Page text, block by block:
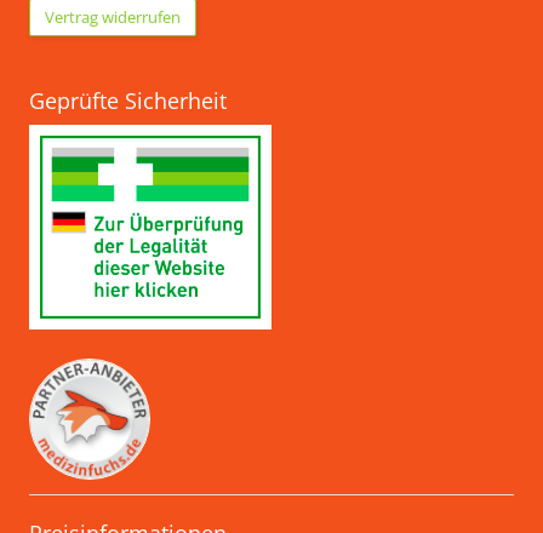
Vertrag widerrufen
Geprüfte Sicherheit